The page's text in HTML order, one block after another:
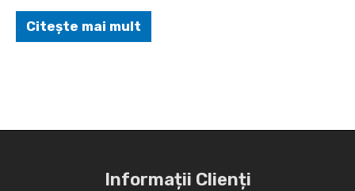
Citește mai mult
Informații Clienți